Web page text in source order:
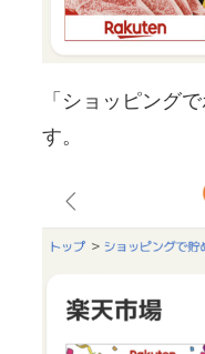
「ショッピング
す。